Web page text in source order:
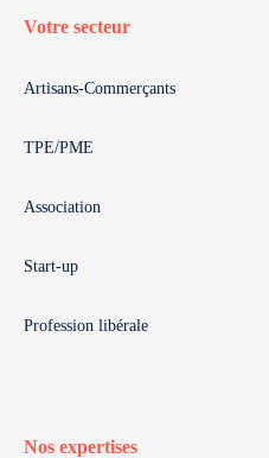
Votre secteur
Artisans-Commerçants
TPE/PME
Association
Start-up
Profession libérale
Nos expertises